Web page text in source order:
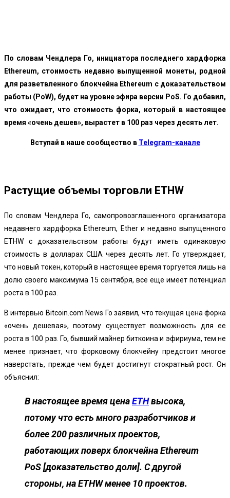
По словам Чендлера Го, инициатора последнего хардфорка
Ethereum, стоимость недавно выпущенной монеты, родной
для разветвленного блокчейна Ethereum с доказательством
работы (PoW), будет на уровне эфира версии PoS. Го добавил,
что ожидает, что стоимость форка, который в настоящее
время «очень дешев», вырастет в 100 раз через десять лет.
Вступай в наше сообщество в Telegram-канале
Растущие объемы торговли ETHW
По словам Чендлера Го, самопровозглашенного организатора
недавнего хардфорка Ethereum, Ether и недавно выпущенного
ETHW с доказательством работы будут иметь одинаковую
стоимость в долларах США через десять лет. Го утверждает,
что новый токен, который в настоящее время торгуется лишь на
долю своего максимума 15 сентября, все еще имеет потенциал
роста в 100 раз.
В интервью Bitcoin.com News Го заявил, что текущая цена форка
«очень дешевая», поэтому существует возможность для ее
роста в 100 раз. Го, бывший майнер биткоина и эфириума, тем не
менее признает, что форковому блокчейну предстоит многое
наверстать, прежде чем будет достигнут стократный рост. Он
объяснил:
В настоящее время ценаETHвысока,
потому что есть много разработчиков и
более 200 различных проектов,
работающих поверх блокчейна Ethereum
PoS [доказательство доли]. С другой
стороны, на ETHW менее 10 проектов.